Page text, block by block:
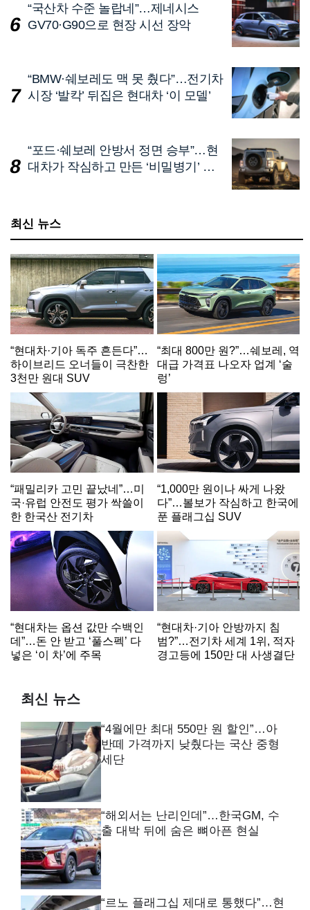
“국산차 수준 놀랍네”…제네시스
GV70·G90으로 현장 시선 장악
“BMW·쉐보레도 맥 못 췄다”…전기차
시장 ‘발칵’ 뒤집은 현대차 ‘이 모델’
“포드·쉐보레 안방서 정면 승부”…현
대차가 작심하고 만든 ‘비밀병기’ 깜
최신 뉴스
“현대차·기아 독주 흔든다”…
하이브리드 오너들이 극찬한
3천만 원대 SUV
“최대 800만 원?”…쉐보레, 역
대급 가격표 나오자 업계 ‘술
렁’
“패밀리카 고민 끝났네”…미
국·유럽 안전도 평가 싹쓸이
한 한국산 전기차
“1,000만 원이나 싸게 나왔
다”…볼보가 작심하고 한국에
푼 플래그십 SUV
“현대차는 옵션 값만 수백인
데”…돈 안 받고 ‘풀스펙’ 다
넣은 ‘이 차’에 주목
“현대차·기아 안방까지 침
범?”…전기차 세계 1위, 적자
경고등에 150만 대 사생결단
최신 뉴스
“4월에만 최대 550만 원 할인”…아
반떼 가격까지 낮췄다는 국산 중형
세단
“해외서는 난리인데”…한국GM, 수
출 대박 뒤에 숨은 뼈아픈 현실
“르노 플래그십 제대로 통했다”…현